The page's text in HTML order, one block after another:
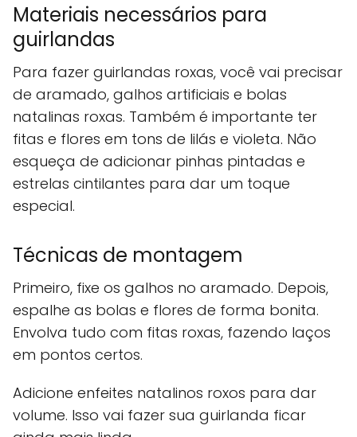
Materiais necessários para
guirlandas
Para fazer guirlandas roxas, você vai precisar
de aramado, galhos artificiais e bolas
natalinas roxas. Também é importante ter
fitas e flores em tons de lilás e violeta. Não
esqueça de adicionar pinhas pintadas e
estrelas cintilantes para dar um toque
especial.
Técnicas de montagem
Primeiro, fixe os galhos no aramado. Depois,
espalhe as bolas e flores de forma bonita.
Envolva tudo com fitas roxas, fazendo laços
em pontos certos.
Adicione enfeites natalinos roxos para dar
volume. Isso vai fazer sua guirlanda ficar